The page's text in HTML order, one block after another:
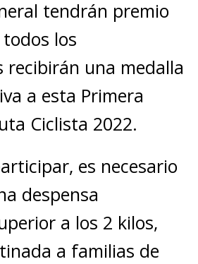
tendrán premio
los
recibirán una medalla
a esta Primera
Ciclista 2022.
es necesario
despensa
a los 2 kilos,
a familias de